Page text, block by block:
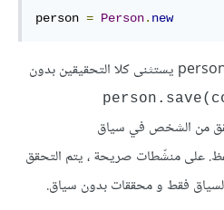
person = Person. new
.(person.valid? (:account_setup يستثنى كلا التحقيقين بدون
من الشخص في سياق
على منشّطات صريحة ، يتم التحقق
فقط و محققات بدون سياق.